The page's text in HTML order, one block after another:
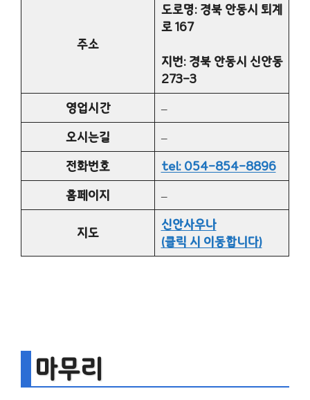
주소
도로명: 경북 안동시 퇴계
로 167
지번: 경북 안동시 신안동
273-3
영업시간
–
오시는길
–
전화번호
tel: 054-854-8896
홈페이지
–
지도
신안사우나
(클릭 시 이동합니다)
마무리